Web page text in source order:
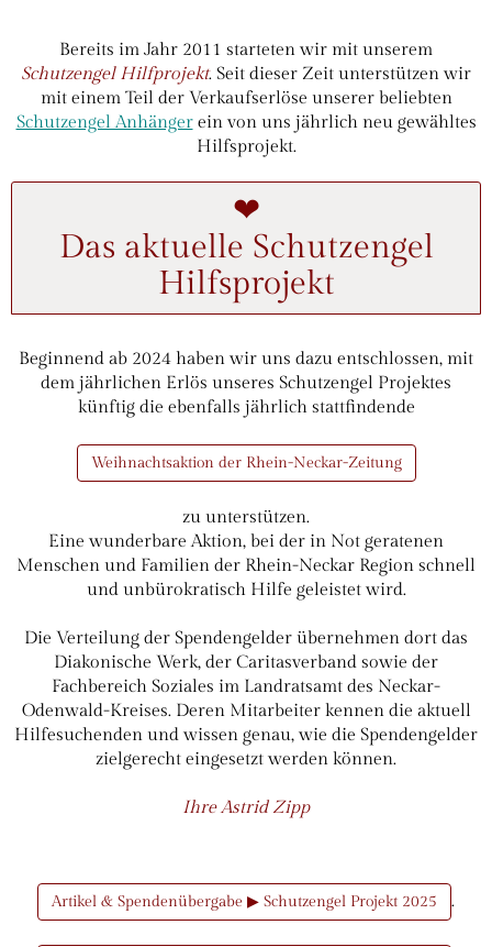
Bereits im Jahr 2011 starteten wir mit unserem
Schutzengel Hilfprojekt. Seit dieser Zeit unterstützen wir
mit einem Teil der Verkaufserlöse unserer beliebten
Schutzengel Anhängerein von uns jährlich neu gewähltes
Hilfsprojekt.
❤
Das aktuelle Schutzengel
Hilfsprojekt
Beginnend ab 2024 haben wir uns dazu entschlossen, mit
dem jährlichen Erlös unseres Schutzengel Projektes
künftig die ebenfalls jährlich stattfindende
Weihnachtsaktion der Rhein-Neckar-Zeitung
zu unterstützen.
Eine wunderbare Aktion, bei der in Not geratenen
Menschen und Familien der Rhein-Neckar Region schnell
und unbürokratisch Hilfe geleistet wird.
Die Verteilung der Spendengelder übernehmen dort das
Diakonische Werk, der Caritasverband sowie der
Fachbereich Soziales im Landratsamt des Neckar-
Odenwald-Kreises. Deren Mitarbeiter kennen die aktuell
Hilfesuchenden und wissen genau, wie die Spendengelder
zielgerecht eingesetzt werden können.
Ihre Astrid Zipp
Artikel & Spendenübergabe ▶ Schutzengel Projekt 2025 .